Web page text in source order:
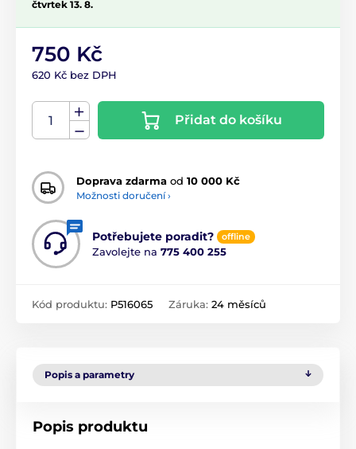
čtvrtek 13. 8.
750 Kč
620 Kč bez DPH
Přidat do košíku
Doprava zdarma od 10 000 Kč
Možnosti doručení ›
Potřebujete poradit? offline
Zavolejte na 775 400 255
Kód produktu: P516065 Záruka: 24 měsíců
Popis a parametry
Popis produktu